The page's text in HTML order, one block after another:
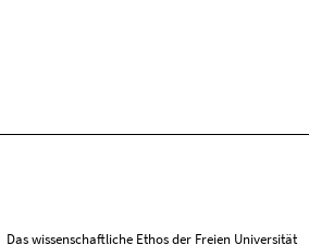
Das wissenschaftliche Ethos der Freien Universität